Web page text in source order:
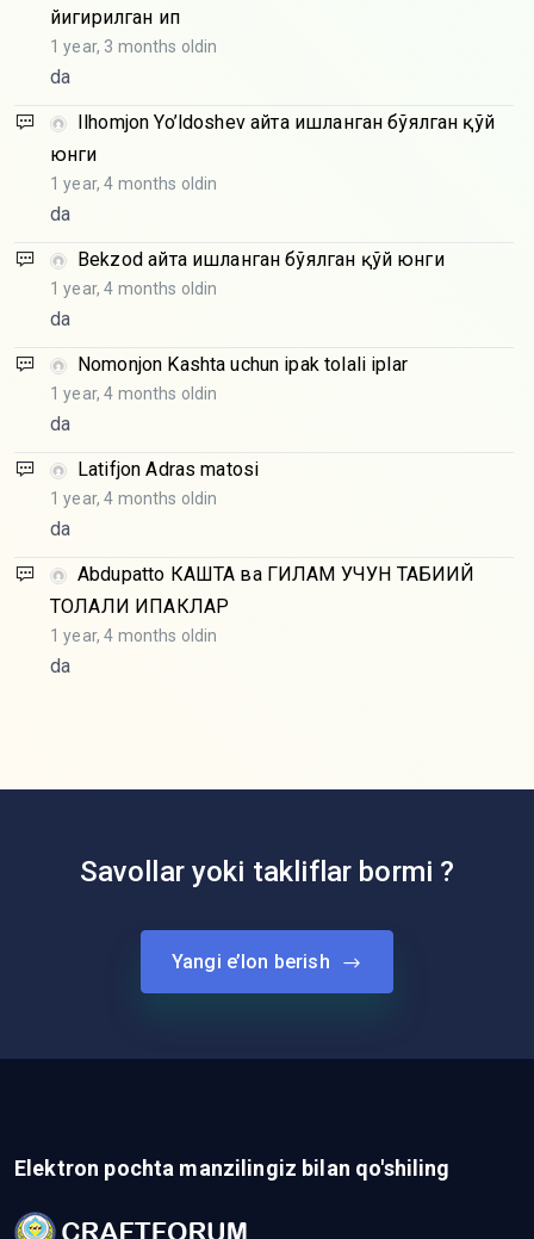
йигирилган ип
1 year, 3 months oldin
da
Ilhomjon Yo’ldoshev Қайта ишланган бўялган қўй
юнги
1 year, 4 months oldin
da
Bekzod Қайта ишланган бўялган қўй юнги
1 year, 4 months oldin
da
Nomonjon Kashta uchun ipak tolali iplar
1 year, 4 months oldin
da
Latifjon Adras matosi
1 year, 4 months oldin
da
Abdupatto КАШТА ва ГИЛАМ УЧУН ТАБИИЙ
ТОЛАЛИ ИПАКЛАР
1 year, 4 months oldin
da
Savollar yoki takliflar bormi ?
Yangi e’lon berish
Elektron pochta manzilingiz bilan qo'shiling